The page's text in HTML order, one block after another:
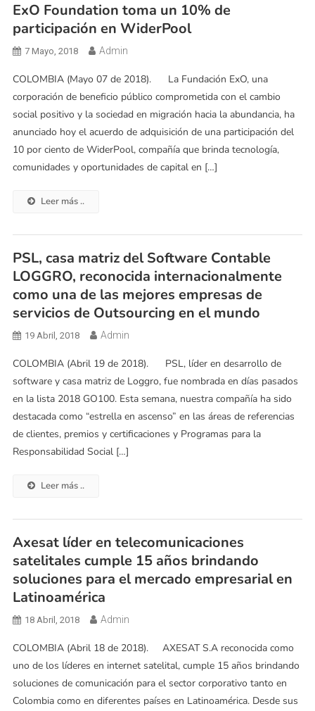
ExO Foundation toma un 10% de
participación en WiderPool
7 Mayo, 2018 Admin
COLOMBIA (Mayo 07 de 2018). La Fundación ExO, una
corporación de beneficio público comprometida con el cambio
social positivo y la sociedad en migración hacia la abundancia, ha
anunciado hoy el acuerdo de adquisición de una participación del
10 por ciento de WiderPool, compañía que brinda tecnología,
comunidades y oportunidades de capital en […]
Leer más ..
PSL, casa matriz del Software Contable
LOGGRO, reconocida internacionalmente
como una de las mejores empresas de
servicios de Outsourcing en el mundo
19 Abril, 2018 Admin
COLOMBIA (Abril 19 de 2018). PSL, líder en desarrollo de
software y casa matriz de Loggro, fue nombrada en días pasados
en la lista 2018 GO100. Esta semana, nuestra compañía ha sido
destacada como “estrella en ascenso” en las áreas de referencias
de clientes, premios y certificaciones y Programas para la
Responsabilidad Social […]
Leer más ..
Axesat líder en telecomunicaciones
satelitales cumple 15 años brindando
soluciones para el mercado empresarial en
Latinoamérica
18 Abril, 2018 Admin
COLOMBIA (Abril 18 de 2018). AXESAT S.A reconocida como
uno de los líderes en internet satelital, cumple 15 años brindando
soluciones de comunicación para el sector corporativo tanto en
Colombia como en diferentes países en Latinoamérica. Desde sus